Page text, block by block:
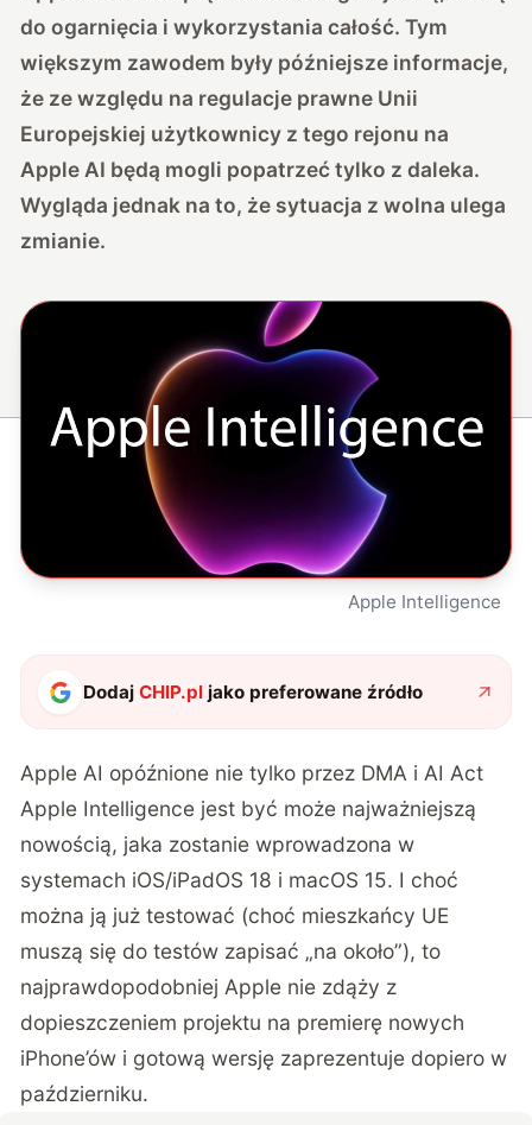
do ogarnięcia i wykorzystania całość. Tym
większym zawodem były późniejsze informacje,
że ze względu na regulacje prawne Unii
Europejskiej użytkownicy z tego rejonu na
Apple AI będą mogli popatrzeć tylko z daleka.
Wygląda jednak na to, że sytuacja z wolna ulega
zmianie.
Apple Intelligence
DodajCHIP.pl jako preferowane źródło
Apple AI opóźnione nie tylko przez DMA i AI Act
Apple Intelligence jest być może najważniejszą
nowością, jaka zostanie wprowadzona w
systemach iOS/iPadOS 18 i macOS 15. I choć
można ją już testować (choć mieszkańcy UE
muszą się do testów zapisać „na około”), to
najprawdopodobniej Apple nie zdąży z
dopieszczeniem projektu na premierę nowych
iPhone’ów i gotową wersję zaprezentuje dopiero w
październiku.